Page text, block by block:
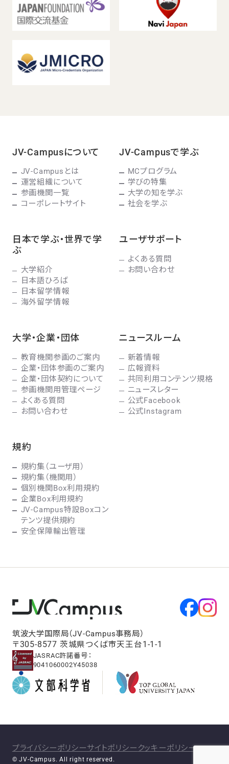
JV-Campusについて
JV-Campusとは
運営組織について
参画機関一覧
コーポレートサイト
JV-Campusで学ぶ
MCプログラム
学びの特集
大学の知を学ぶ
社会を学ぶ
日本で学ぶ・世界で学
ぶ
大学紹介
日本語ひろば
日本留学情報
海外留学情報
ユーザサポート
よくある質問
お問い合わせ
大学・企業・団体
教育機関参画のご案内
企業・団体参画のご案内
企業・団体契約について
参画機関用管理ページ
よくある質問
お問い合わせ
ニュースルーム
新着情報
広報資料
共同利用コンテンツ規格
ニュースレター
公式Facebook
公式Instagram
規約
規約集（ユーザ用）
規約集（機関用）
個別機関Box利用規約
企業Box利用規約
JV-Campus特設Boxコン
テンツ提供規約
安全保障輸出管理
筑波大学国際局（JV-Campus事務局）
〒305-8577 茨城県つくば市天王台1-1-1
JASRAC許諾番号：
9041060002Y45038
プライバシーポリシーサイトポリシー クッキーポリシー
© JV-Campus. All right reserved.